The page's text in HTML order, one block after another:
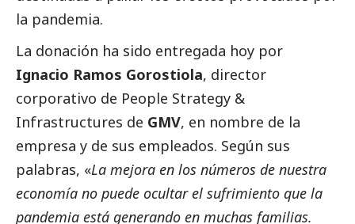
la pandemia.
La donación ha sido entregada hoy por
Ignacio Ramos Gorostiola, director
corporativo de People Strategy &
Infrastructures de GMV, en nombre de la
empresa y de sus empleados. Según sus
palabras, «La mejora en los números de nuestra
economía no puede ocultar el sufrimiento que la
pandemia está generando en muchas familias.